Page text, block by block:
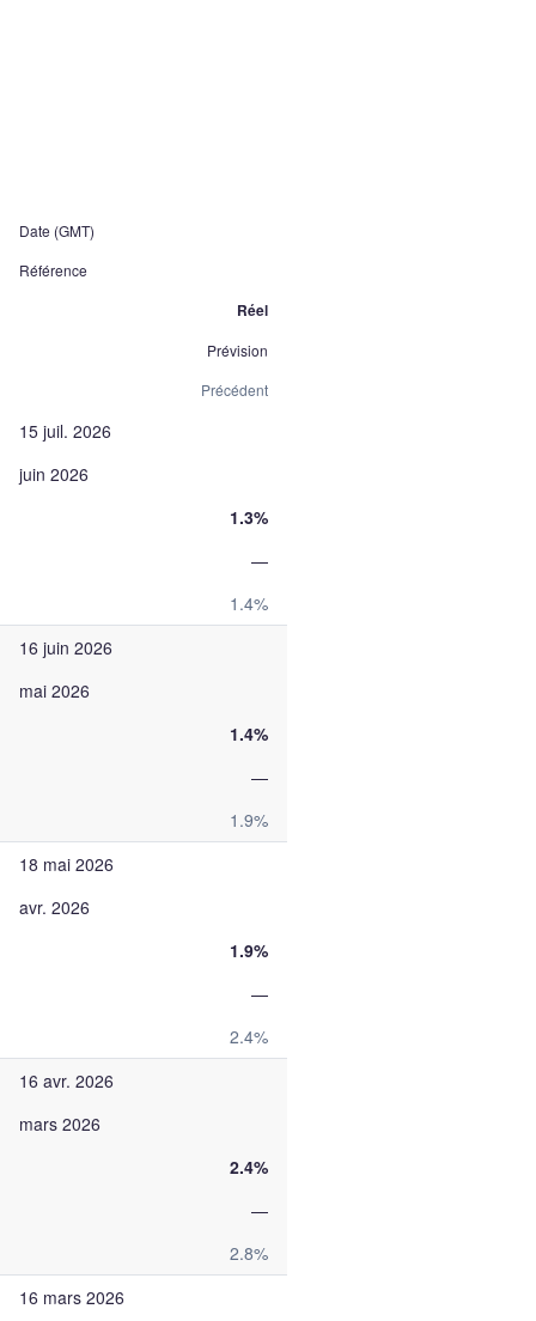
Date (GMT)
Référence
Réel
Prévision
Précédent
15 juil. 2026
juin 2026
1.3%
—
1.4%
16 juin 2026
mai 2026
1.4%
—
1.9%
18 mai 2026
avr. 2026
1.9%
—
2.4%
16 avr. 2026
mars 2026
2.4%
—
2.8%
16 mars 2026